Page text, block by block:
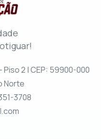
Piso 2 | CEP: 59900-000
Norte
3708